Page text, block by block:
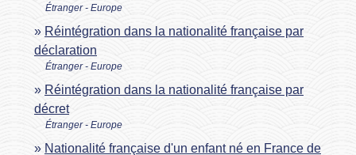
Étranger - Europe
Réintégration dans la nationalité française par
déclaration
Étranger - Europe
Réintégration dans la nationalité française par
décret
Étranger - Europe
Nationalité française d'un enfant né en France de